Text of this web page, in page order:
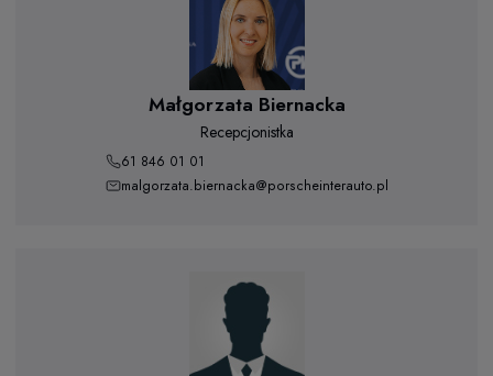
Małgorzata Biernacka
Recepcjonistka
61 846 01 01
malgorzata.biernacka@porscheinterauto.pl